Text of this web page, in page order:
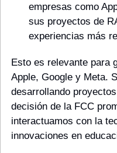
empresas como
sus proyectos de
experiencias más
Esto es relevante para
Apple, Google y Meta.
desarrollando
decisión de la FCC
interactuamos con la
innovaciones en